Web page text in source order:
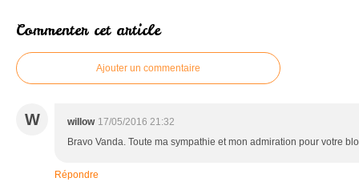
Commenter cet article
Ajouter un commentaire
W willow 17/05/2016 21:32
Bravo Vanda. Toute ma sympathie et mon admiration pour votre
Répondre